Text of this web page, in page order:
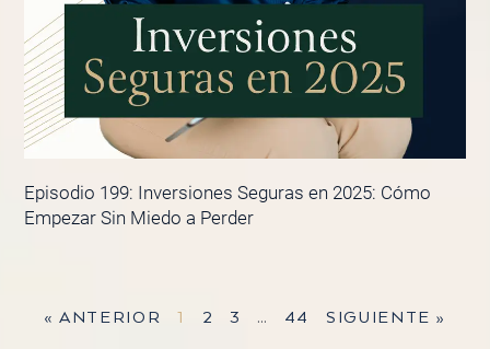
Episodio 199: Inversiones Seguras en 2025: Cómo
Empezar Sin Miedo a Perder
« ANTERIOR 1 2 3 … 44 SIGUIENTE »